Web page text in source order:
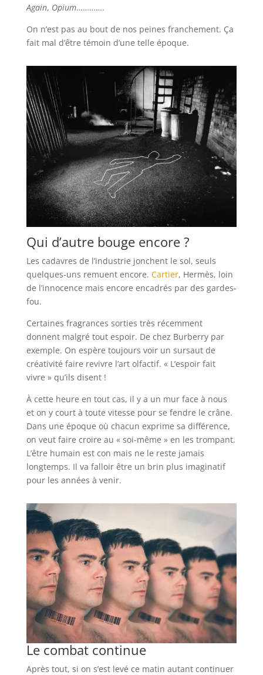
Again, Opium………….
On n’est pas au bout de nos peines franchement. Ça
fait mal d’être témoin d’une telle époque.
Qui d’autre bouge encore ?
Les cadavres de l’industrie jonchent le sol, seuls
quelques-uns remuent encore. Cartier, Hermès, loin
de l’innocence mais encore encadrés par des gardes-
fou.
Certaines fragrances sorties très récemment
donnent malgré tout espoir. De chez Burberry par
exemple. On espère toujours voir un sursaut de
créativité faire revivre l’art olfactif. « L’espoir fait
vivre » qu’ils disent !
À cette heure en tout cas, il y a un mur face à nous
et on y court à toute vitesse pour se fendre le crâne.
Dans une époque où chacun exprime sa différence,
on veut faire croire au « soi-même » en les trompant.
L’être humain est con mais ne le reste jamais
longtemps. Il va falloir être un brin plus imaginatif
pour les années à venir.
Le combat continue
Après tout, si on s’est levé ce matin autant continuer